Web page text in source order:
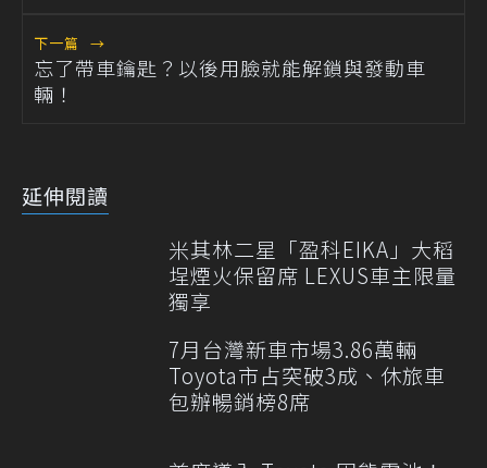
下一篇 →
忘了帶車鑰匙？以後用臉就能解鎖與發動車
輛！
延伸閱讀
米其林二星「盈科EIKA」大稻
埕煙火保留席 LEXUS車主限量
獨享
7月台灣新車市場3.86萬輛
Toyota市占突破3成、休旅車
包辦暢銷榜8席